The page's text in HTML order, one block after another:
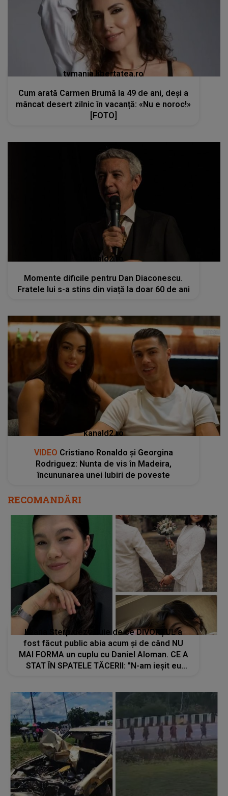
tvmania.libertatea.ro
Cum arată Carmen Brumă la 49 de ani, deși a
mâncat desert zilnic în vacanță: «Nu e noroc!»
[FOTO]
kanald2.ro
Momente dificile pentru Dan Diaconescu.
Fratele lui s-a stins din viață la doar 60 de ani
kanald2.ro
VIDEO Cristiano Ronaldo și Georgina
Rodriguez: Nunta de vis în Madeira,
încununarea unei Iubiri de poveste
RECOMANDĂRI
Ileana Sterp dezvăluie de ce DIVORȚUL a
fost făcut public abia acum și de când NU
MAI FORMA un cuplu cu Daniel Aloman. CE A
STAT ÎN SPATELE TĂCERII: "N-am ieșit eu